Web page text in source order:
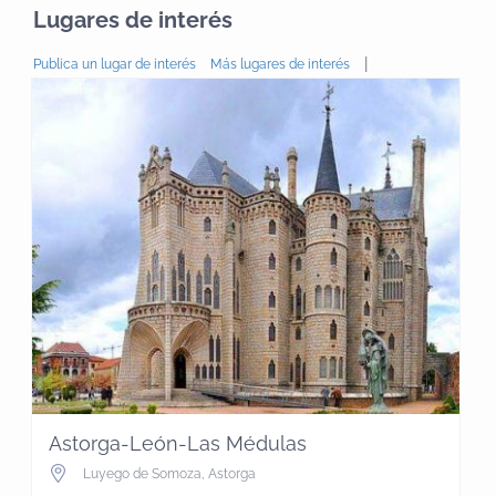
Lugares de interés
Publica un lugar de interés Más lugares de interés
Astorga-León-Las Médulas
Luyego de Somoza, Astorga